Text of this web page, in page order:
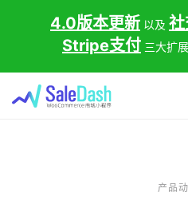
产品
4.0版本更新 以及 社
Stripe支付 三大扩